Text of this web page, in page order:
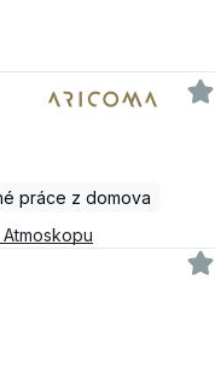
práce z domova